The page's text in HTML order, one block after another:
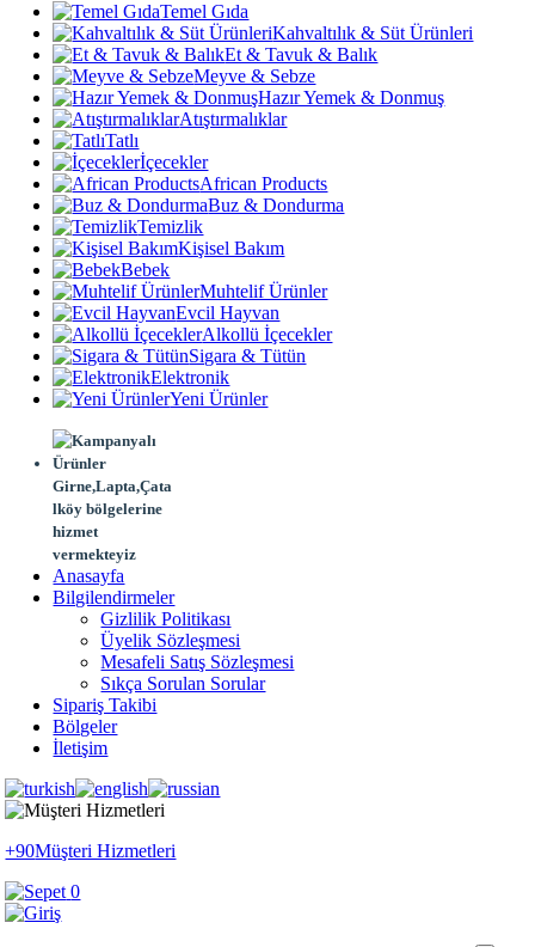
Temel Gıda
Kahvaltılık & Süt Ürünleri
Et & Tavuk & Balık
Meyve & Sebze
Hazır Yemek & Donmuş
Atıştırmalıklar
Tatlı
İçecekler
African Products
Buz & Dondurma
Temizlik
Kişisel Bakım
Bebek
Muhtelif Ürünler
Evcil Hayvan
Alkollü İçecekler
Sigara & Tütün
Elektronik
Yeni Ürünler
Girne,Lapta,Çata
lköy bölgelerine
hizmet
vermekteyiz
Anasayfa
Bilgilendirmeler
Gizlilik Politikası
Üyelik Sözleşmesi
Mesafeli Satış Sözleşmesi
Sıkça Sorulan Sorular
Sipariş Takibi
Bölgeler
İletişim
+90Müşteri Hizmetleri
0